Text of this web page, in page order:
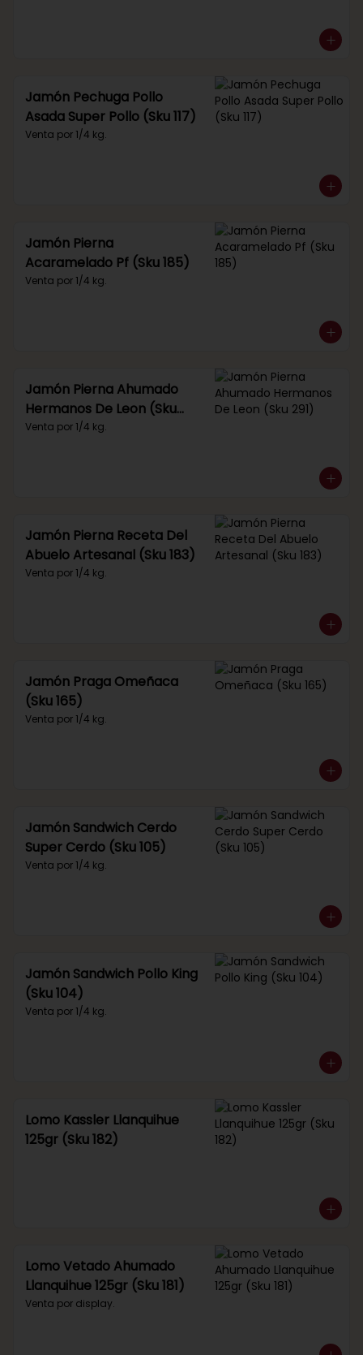
Jamón Pechuga Pollo
Asada Super Pollo (Sku 117)
Venta por 1/4 kg.
Jamón Pierna
Acaramelado Pf (Sku 185)
Venta por 1/4 kg.
Jamón Pierna Ahumado
Hermanos De Leon (Sku
291)
Venta por 1/4 kg.
Jamón Pierna Receta Del
Abuelo Artesanal (Sku 183)
Venta por 1/4 kg.
Jamón Praga Omeñaca
(Sku 165)
Venta por 1/4 kg.
Jamón Sandwich Cerdo
Super Cerdo (Sku 105)
Venta por 1/4 kg.
Jamón Sandwich Pollo King
(Sku 104)
Venta por 1/4 kg.
Lomo Kassler Llanquihue
125gr (Sku 182)
Lomo Vetado Ahumado
Llanquihue 125gr (Sku 181)
Venta por display.